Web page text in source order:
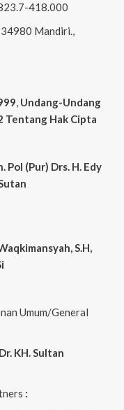
418.000
Mandiri.,
, Undang-Undang
Tentang Hak Cipta
Pol (Pur) Drs. H. Edy
S.H,
Umum/General
KH. Sultan
: